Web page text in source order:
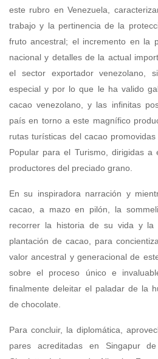
este rubro en Venezuela,
trabajo y la pertinencia de la
fruto ancestral; el incremento en la
nacional y detalles de la actual
el sector exportador venezolano,
especial y por lo que le ha valido
cacao venezolano, y las infinitas
país en torno a este magnífico
rutas turísticas del cacao
Popular para el Turismo, dirigidas a
productores del preciado grano.
En su inspiradora narración y
cacao, a mazo en pilón, la
recorrer la historia de su vida y la
plantación de cacao, para
valor ancestral y generacional de
sobre el proceso único e
finalmente deleitar el paladar de la
de chocolate.
Para concluir, la diplomática,
pares acreditadas en Singapur de